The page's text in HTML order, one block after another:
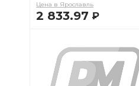
Цена в Ярославль
2 833.97 Р